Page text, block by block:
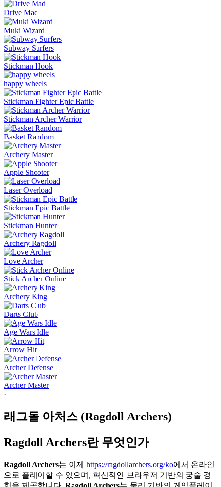
Drive Mad
Muki Wizard
Subway Surfers
Stickman Hook
happy wheels
Stickman Fighter Epic Battle
Stickman Archer Warrior
Basket Random
Archery Master
Apple Shooter
Laser Overload
Stickman Epic Battle
Stickman Hunter
Archery Ragdoll
Love Archer
Stick Archer Online
Archery King
Darts Club
Age Wars Idle
Arrow Hit
Archer Defense
Archer Master
·
래그돌 아처스 (Ragdoll Archers)
Ragdoll Archers란 무엇인가
Ragdoll Archers는 이제 https://ragdollarchers.org/ko에서 온라인
으로 플레이할 수 있으며, 혁신적인 브라우저 기반의 궁술 경
험을 제공합니다. Ragdoll Archers는 물리 기반의 게임플레이